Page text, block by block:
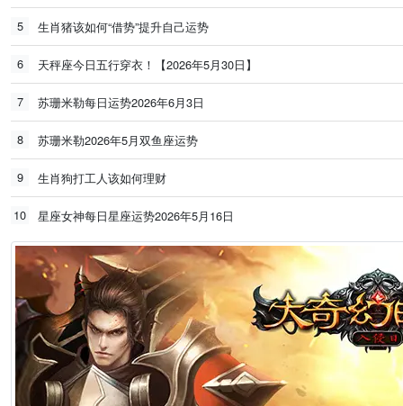
5 生肖猪该如何“借势”提升自己运势
6 天秤座今日五行穿衣！【2026年5月30日】
7 苏珊米勒每日运势2026年6月3日
8 苏珊米勒2026年5月双鱼座运势
9 生肖狗打工人该如何理财
10 星座女神每日星座运势2026年5月16日